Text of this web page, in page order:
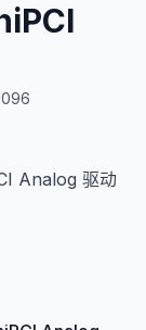
Analog 驱动